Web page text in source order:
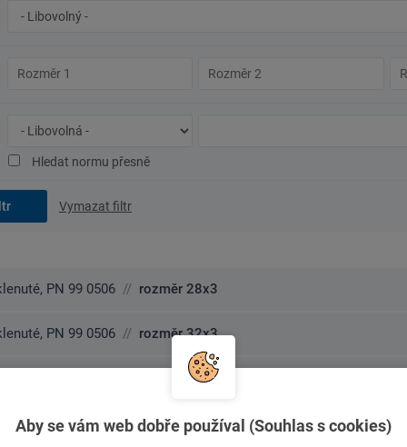
oceli/materiál
normy
Hledat normu přesně
Vymazat filtr
PN 99 0506 // rozměr 28x3
PN 99 0506 // rozměr 32x3
PN 99 0506 rozměr 33,7x3
PN 99 0506 // rozměr 38x3
Aby se vám web dobře používal (Souhlas s cookies)